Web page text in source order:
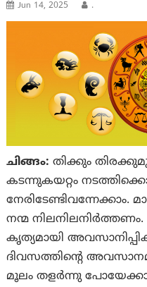
Jun 14, 2025 .
ചിങ്ങം:തിക്കും
കടന്നുകയറ്റം
നന്മ നിലനിലനിര്‍ത്തണം.
കൃത്യമായി
ദിവസത്തിന്‍റെ
മൂലം തളര്‍ന്നു